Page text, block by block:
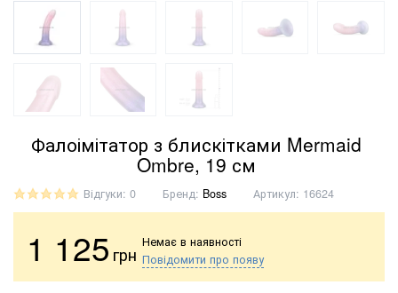
Фалоімітатор з блискітками Mermaid
Ombre, 19 см
Відгуки: 0 Бренд: Boss Артикул: 16624
1 125 грн
Немає в наявності
Повідомити про появу